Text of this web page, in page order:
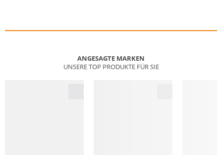
ANGESAGTE MARKEN
UNSERE TOP PRODUKTE FÜR SIE